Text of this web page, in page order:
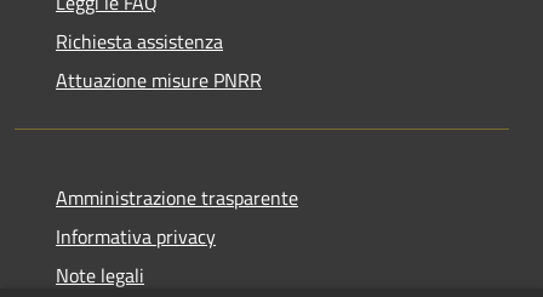
Richiesta assistenza
Attuazione misure PNRR
Amministrazione trasparente
Informativa privacy
Note legali